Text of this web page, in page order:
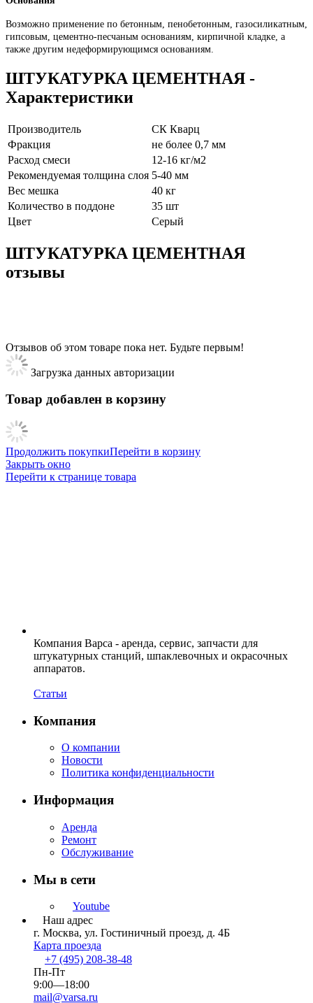
Возможно применение по бетонным, пенобетонным, газосиликатным,
гипсовым, цементно-песчаным основаниям, кирпичной кладке, а
также другим недеформирующимся основаниям.
ШТУКАТУРКА ЦЕМЕНТНАЯ -
Характеристики
Производитель
СК Кварц
Фракция
не более 0,7 мм
Расход смеси
12-16 кг/м2
Рекомендуемая толщина слоя 5-40 мм
Вес мешка
40 кг
Количество в поддоне
35 шт
Цвет
Серый
ШТУКАТУРКА ЦЕМЕНТНАЯ
отзывы
Отзывов об этом товаре пока нет. Будьте первым!
Загрузка данных авторизации
Товар добавлен в корзину
Продолжить покупкиПерейти в корзину
Закрыть окно
Перейти к странице товара
Компания Варса - аренда, сервис, запчасти для
штукатурных станций, шпаклевочных и окрасочных
аппаратов.
Статьи
Компания
О компании
Новости
Политика конфиденциальности
Информация
Аренда
Ремонт
Обслуживание
Мы в сети
Youtube
Наш адрес
г. Москва, ул. Гостиничный проезд, д. 4Б
Карта проезда
+7 (495) 208-38-48
Пн-Пт
9:00—18:00
mail@varsa.ru